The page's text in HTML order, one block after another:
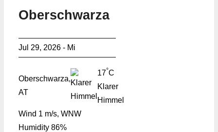
Oberschwarza
Jul 29, 2026 - Mi
Oberschwarza,
AT
17°C
Klarer
Himmel
Wind 1 m/s, WNW
Humidity 86%